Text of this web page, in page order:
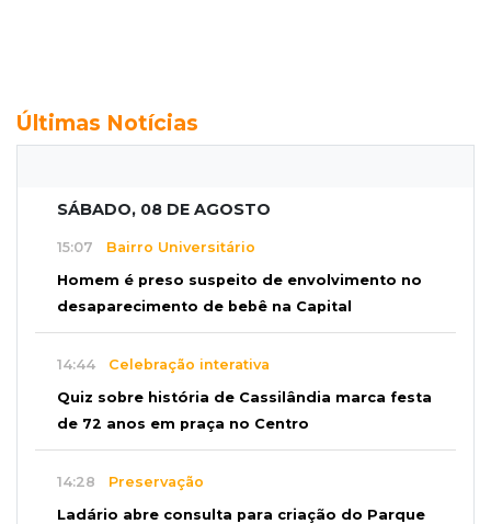
Últimas Notícias
SÁBADO, 08 DE AGOSTO
15:07 Bairro Universitário
Homem é preso suspeito de envolvimento no
desaparecimento de bebê na Capital
14:44 Celebração interativa
Quiz sobre história de Cassilândia marca festa
de 72 anos em praça no Centro
14:28 Preservação
Ladário abre consulta para criação do Parque